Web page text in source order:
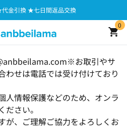
金引換 ★七日間返品交換
0
お取引やサ
わせは電話では受け付けており
人情報保護などのため、オンラ
さい。
が、ご理解ご協力をよろしくお